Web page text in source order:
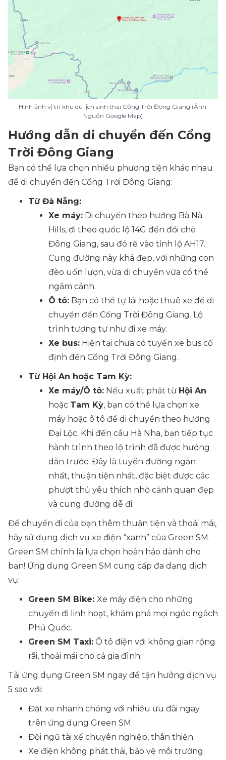
Hình ảnh vị trí khu du lịch sinh thái Cổng Trời Đông Giang (Ảnh:
Nguồn Google Map)
Hướng dẫn di chuyển đến Cổng
Trời Đông Giang
Bạn có thể lựa chọn nhiều phương tiện khác nhau
để di chuyển đến Cổng Trời Đông Giang:
Từ Đà Nẵng:
Xe máy: Di chuyển theo hướng Bà Nà
Hills, đi theo quốc lộ 14G đến đồi chè
Đông Giang, sau đó rẽ vào tỉnh lộ AH17.
Cung đường này khá đẹp, với những con
đèo uốn lượn, vừa di chuyển vừa có thể
ngắm cảnh.
Ô tô: Bạn có thể tự lái hoặc thuê xe để di
chuyển đến Cổng Trời Đông Giang. Lộ
trình tương tự như đi xe máy.
Xe bus: Hiện tại chưa có tuyến xe bus cố
định đến Cổng Trời Đông Giang.
Từ Hội An hoặc Tam Kỳ:
Xe máy/Ô tô: Nếu xuất phát từ Hội An
hoặc Tam Kỳ, bạn có thể lựa chọn xe
máy hoặc ô tô để di chuyển theo hướng
Đại Lộc. Khi đến cầu Hà Nha, bạn tiếp tục
hành trình theo lộ trình đã được hướng
dẫn trước. Đây là tuyến đường ngắn
nhất, thuận tiện nhất, đặc biệt được các
phượt thủ yêu thích nhờ cảnh quan đẹp
và cung đường dễ đi.
Để chuyến đi của bạn thêm thuận tiện và thoải mái,
hãy sử dụng dịch vụ xe điện “xanh” của Green SM.
Green SM chính là lựa chọn hoàn hảo dành cho
bạn! Ứng dụng Green SM cung cấp đa dạng dịch
vụ:
Green SM Bike: Xe máy điện cho những
chuyến đi linh hoạt, khám phá mọi ngóc ngách
Phú Quốc.
Green SM Taxi: Ô tô điện với không gian rộng
rãi, thoải mái cho cả gia đình.
Tải ứng dụng Green SM ngay để tận hưởng dịch vụ
5 sao với:
Đặt xe nhanh chóng với nhiều ưu đãi ngay
trên ứng dụng Green SM.
Đội ngũ tài xế chuyên nghiệp, thân thiện.
Xe điện không phát thải, bảo vệ môi trường.